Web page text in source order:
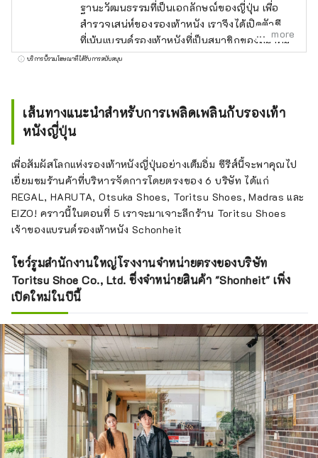
ฐานะวัฒนธรรมที่เป็นเอกลักษณ์ของญี่ปุ่น เพื่อ
สำรวจเสน่ห์ของรองเท้าหนัง เราจึงได้เปิดตัวซีรีส์
ที่เน้นแบรนด์รองเท้าหนังที่เป็นสมาชิกของสมาคม
ผู้ผลิตรองเท้าแห่งประเทศญี่ปุ่น! โดยมีอินฟลูเอน
โดดเด่นด้วยฝีมือการผลิต
more
บริการนี้รวมโฆษณาที่ได้รับการสนับสนุน
เส้นทางแนะนำสำหรับการเพลิดเพลินกับรองเท้า
หนังญี่ปุ่น
เพื่อสัมผัสโลกแห่งรองเท้าหนังญี่ปุ่นอย่างเต็มอิ่ม ซีรีส์นี้จะพาคุณไป
เยี่ยมชมร้านค้าที่บริหารจัดการโดยตรงของ 6 บริษัท ได้แก่
REGAL, HARUTA, Otsuka Shoes, Toritsu Shoes, Madras และ
EIZO! คราวนี้ในตอนที่ 5 เราจะมาเจาะลึกร้าน Toritsu Shoes
เจ้าของแบรนด์รองเท้าหนัง Schonheit
โชว์รูมสำนักงานใหญ่โรงงานจำหน่ายตรงของบริษัท
Toritsu Shoe Co., Ltd. ซึ่งจำหน่ายสินค้า "Shonheit" เพิ่ง
เปิดใหม่ในปีนี้